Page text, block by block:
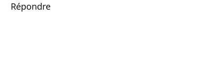
Répondre